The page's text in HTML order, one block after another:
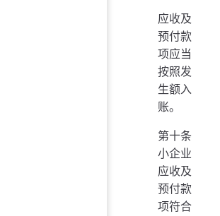
应收及
预付款
项应当
按照发
生额入
账。
第十条
小企业
应收及
预付款
项符合